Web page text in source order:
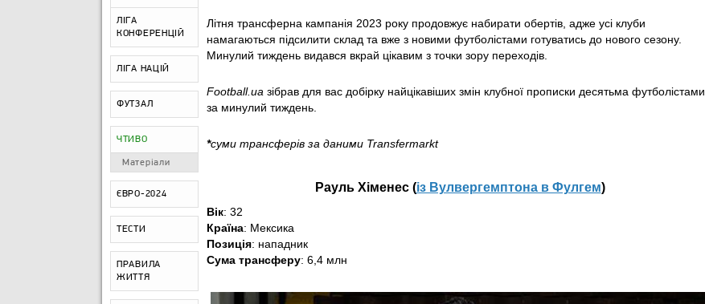
ЛІГА
КОНФЕРЕНЦІЙ
ЛІГА НАЦІЙ
ФУТЗАЛ
ЧТИВО
Матеріали
ЄВРО-2024
ТЕСТИ
ПРАВИЛА
ЖИТТЯ
Літня трансферна кампанія 2023 року продовжує набирати обертів, адже усі клуби
намагаються підсилити склад та вже з новими футболістами готуватись до нового сезону.
Минулий тиждень видався вкрай цікавим з точки зору переходів.
Football.ua зібрав для вас добірку найцікавіших змін клубної прописки десятьма футболістами
за минулий тиждень.
*суми трансферів за даними Transfermarkt
Рауль Хіменес (із Вулвергемптона в Фулгем)
Вік: 32
Країна: Мексика
Позиція: нападник
Сума трансферу: 6,4 млн